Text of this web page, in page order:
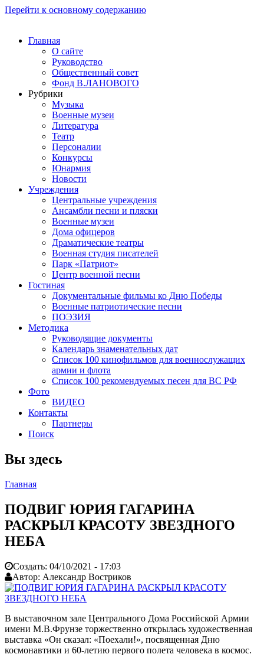
Перейти к основному содержанию
Главная
О сайте
Руководство
Общественный совет
Фонд В.ЛАНОВОГО
Рубрики
Музыка
Военные музеи
Литература
Театр
Персоналии
Конкурсы
Юнармия
Новости
Учреждения
Центральные учреждения
Ансамбли песни и пляски
Военные музеи
Дома офицеров
Драматические театры
Военная студия писателей
Парк «Патриот»
Центр военной песни
Гостиная
Документальные фильмы ко Дню Победы
Военные патриотические песни
ПОЭЗИЯ
Методика
Руководящие документы
Календарь знаменательных дат
Список 100 кинофильмов для военнослужащих
армии и флота
Список 100 рекомендуемых песен для ВС РФ
Фото
ВИДЕО
Контакты
Партнеры
Поиск
Вы здесь
Главная
ПОДВИГ ЮРИЯ ГАГАРИНА
РАСКРЫЛ КРАСОТУ ЗВЕЗДНОГО
НЕБА
Создать: 04/10/2021 - 17:03
Автор: Александр Востриков
В выставочном зале Центрального Дома Российской Армии
имени М.В.Фрунзе торжественно открылась художественная
выставка «Он сказал: «Поехали!», посвященная Дню
космонавтики и 60-летию первого полета человека в космос.